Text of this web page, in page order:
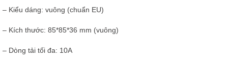
– Kiểu dáng: vuông (chuẩn EU)
– Kích thước: 85*85*36 mm (vuông)
– Dòng tải tối đa: 10A